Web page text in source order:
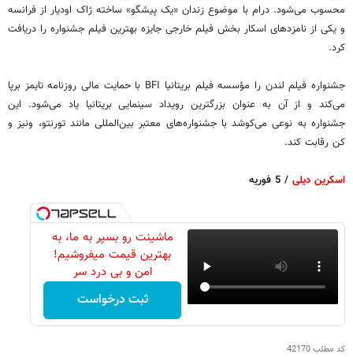
محسوب می‌شود. درام با موضوع زندان «یک پیشگو» ساخته ژاک اودیار از فرانسه
و یکی از نامزدهای اسکار بخش فیلم خارجی جایزه بهترین فیلم جشنواره را دریافت
کرد.
جشنواره فیلم لندن را مؤسسه فیلم بریتانیا BFI با حمایت مالی روزنامه تایمز برپا
می‌کند و از آن به عنوان بزرگترین رویداد سینمایی بریتانیا یاد می‌شود. این
جشنواره به نوعی می‌کوشد با جشنواره‌های معتبر بین‌المللی مانند تورنتو، ونیز و
کن رقابت کند.
اسکرین دیلی / 5 فوریه
ماشینت رو بسپر به ما، به
بهترین قیمت میفروشیم!
امن و بی درد سر
ثبت درخواست
کد مطلب42170